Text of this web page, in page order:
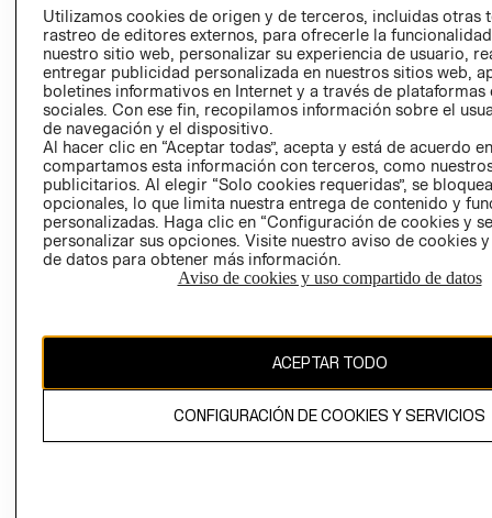
COOKIES
LIBRO DE
Ecuador ($)
CAMBIAR REGIÓN
El contenido de esta página web está protegido por copyright y es
propiedad de H&M Hennes & Mauritz AB.
Utilizamos cookies de origen y de terceros, incluidas otras
rastreo de editores externos, para ofrecerle la
nuestro sitio web, personalizar su experiencia de usuario,
entregar publicidad personalizada en nuestros sitios web,
boletines informativos en Internet y a través de plataformas
sociales. Con ese fin, recopilamos información sobre el
de navegación y el dispositivo.
Al hacer clic en “Aceptar todas”, acepta y está de acuerdo
compartamos esta información con terceros, como
publicitarios. Al elegir “Solo cookies requeridas”, se
opcionales, lo que limita nuestra entrega de contenido y
personalizadas. Haga clic en “Configuración de cookies y
personalizar sus opciones. Visite nuestro aviso de cookies
de datos para obtener más información.
Aviso de cookies y uso compartido de datos
ACEPTAR TODO
CONFIGURACIÓN DE COOKIES Y SERVICIOS